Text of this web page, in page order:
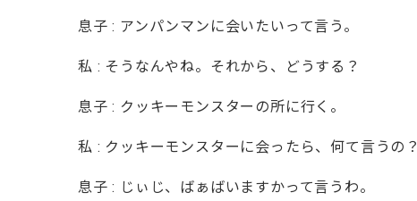
息子 : アンパンマンに会いたいって言う。
私 : そうなんやね。それから、どうする？
息子 : クッキーモンスターの所に行く。
私 : クッキーモンスターに会ったら、何て言うの？
息子 : じぃじ、ばぁばいますかって言うわ。